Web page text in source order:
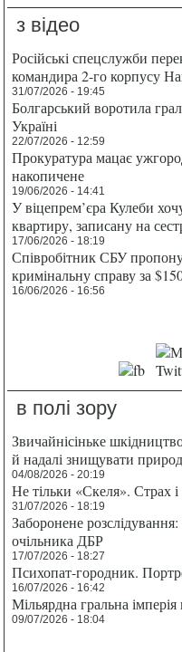
з відео
Російські спецслужби
командира 2-го корпусу
31/07/2026 - 19:45
Болгарський воротила
Україні
22/07/2026 - 12:59
Прокуратура мацає
накопичене
19/06/2026 - 14:41
У віцепрем’єра Кулеби
квартиру, записану на
17/06/2026 - 18:19
Співробітник СБУ
кримінальну справу за
16/06/2026 - 16:56
в полі зору
Звичайнісіньке
й надалі знищувати
04/08/2026 - 20:19
Не тільки «Скеля».
31/07/2026 - 18:19
Заборонене
очільника ДБР
17/07/2026 - 18:27
Психопат-городник.
16/07/2026 - 16:42
Мільярдна гральна
09/07/2026 - 18:04